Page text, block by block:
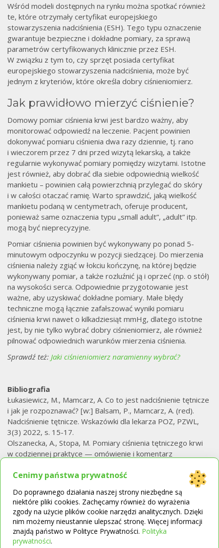
Wśród modeli dostępnych na rynku można spotkać również
te, które otrzymały certyfikat europejskiego
stowarzyszenia nadciśnienia (ESH). Tego typu oznaczenie
gwarantuje bezpieczne i dokładne pomiary, za sprawą
parametrów certyfikowanych klinicznie przez ESH.
W związku z tym to, czy sprzęt posiada certyfikat
europejskiego stowarzyszenia nadciśnienia, może być
jednym z kryteriów, które określa dobry ciśnieniomierz.
Jak prawidłowo mierzyć ciśnienie?
Domowy pomiar ciśnienia krwi jest bardzo ważny, aby
monitorować odpowiedź na leczenie. Pacjent powinien
dokonywać pomiaru ciśnienia dwa razy dziennie, tj. rano
i wieczorem przez 7 dni przed wizytą lekarską, a także
regularnie wykonywać pomiary pomiędzy wizytami. Istotne
jest również, aby dobrać dla siebie odpowiednią wielkość
mankietu – powinien całą powierzchnią przylegać do skóry
i w całości otaczać ramię. Warto sprawdzić, jaką wielkość
mankietu podaną w centymetrach, oferuje producent,
ponieważ same oznaczenia typu „small adult”, „adult” itp.
mogą być nieprecyzyjne.
Pomiar ciśnienia powinien być wykonywany po ponad 5-
minutowym odpoczynku w pozycji siedzącej. Do mierzenia
ciśnienia należy zgiąć w łokciu kończynę, na której będzie
wykonywany pomiar, a także rozluźnić ją i oprzeć (np. o stół)
na wysokości serca. Odpowiednie przygotowanie jest
ważne, aby uzyskiwać dokładne pomiary. Małe błędy
techniczne mogą łącznie zafałszować wyniki pomiaru
ciśnienia krwi nawet o kilkadziesiąt mmHg, dlatego istotne
jest, by nie tylko wybrać dobry ciśnieniomierz, ale również
pilnować odpowiednich warunków mierzenia ciśnienia.
Sprawdź też: Jaki ciśnieniomierz naramienny wybrać?
Bibliografia
Łukasiewicz, M., Mamcarz, A. Co to jest nadciśnienie tętnicze
i jak je rozpoznawać? [w:] Balsam, P., Mamcarz, A. (red).
Nadciśnienie tętnicze. Wskazówki dla lekarza POZ, PZWL,
3(3) 2022, s. 15-17.
Olszanecka, A., Stopa, M. Pomiary ciśnienia tętniczego krwi
w codziennej praktyce — omówienie i komentarz
i pozagabinetowych pomiarów ciśnienia tętniczego krwi
Europejskiego Towarzystwa Nadciśnienia Tętniczego 2021.
Nadciśnienie Tętnicze w Praktyce 2021;7(2):81-88.
*Wiliński, J. i wsp. Wybór i obsługa aparatu do mierzenia
ciśnienia tętniczego w samodzielnych pomiarach ciśnienia
krwi (SBPM). Przegląd Lekarski, 11(70) 2012.
Cenimy państwa prywatność
Do poprawnego działania naszej strony niezbędne są
niektóre pliki cookies. Zachęcamy również do wyrażenia
zgody na użycie plików cookie narzędzi analitycznych. Dzięki
nim możemy nieustannie ulepszać stronę. Więcej informacji
znajdą państwo w Polityce Prywatności. Polityka
prywatności.